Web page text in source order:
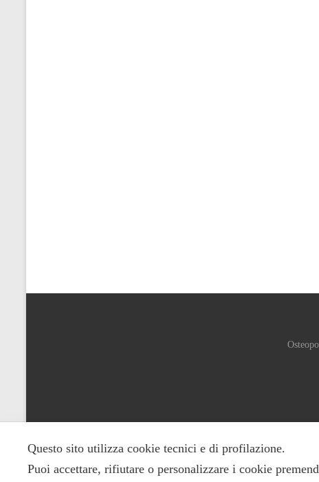
Questo sito utilizza cookie tecnici e di profilazione.
Puoi accettare, rifiutare o personalizzare i cookie